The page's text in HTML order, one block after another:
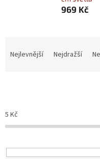
969 Kč
Nejlevnější Nejdražší
5 Kč